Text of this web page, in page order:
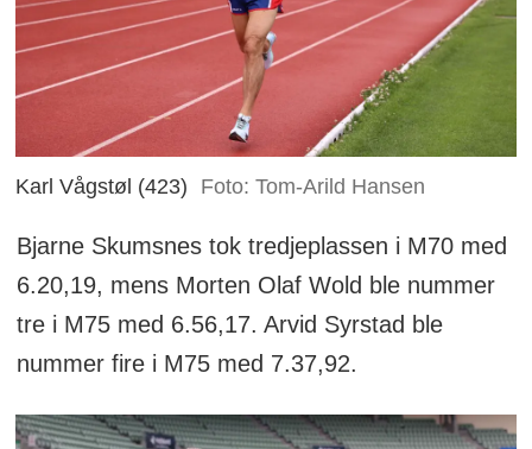
Karl Vågstøl (423) Foto: Tom-Arild Hansen
Bjarne Skumsnes tok tredjeplassen i M70 med
6.20,19, mens Morten Olaf Wold ble nummer
tre i M75 med 6.56,17. Arvid Syrstad ble
nummer fire i M75 med 7.37,92.